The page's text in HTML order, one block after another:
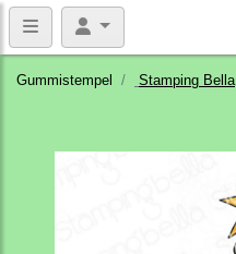
Gummistempel Stamping Bella